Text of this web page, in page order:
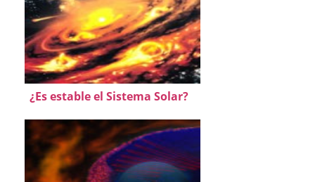
¿Es estable el Sistema Solar?